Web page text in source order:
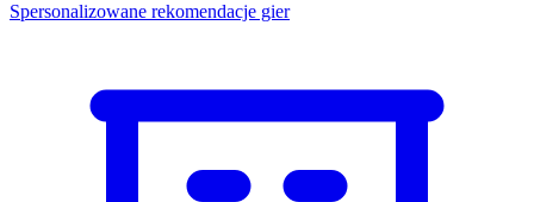
Spersonalizowane rekomendacje gier